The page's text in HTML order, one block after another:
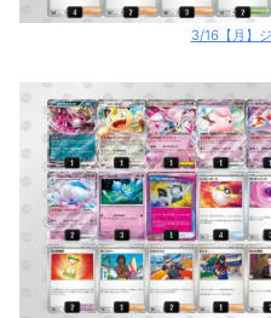
3/16【月】